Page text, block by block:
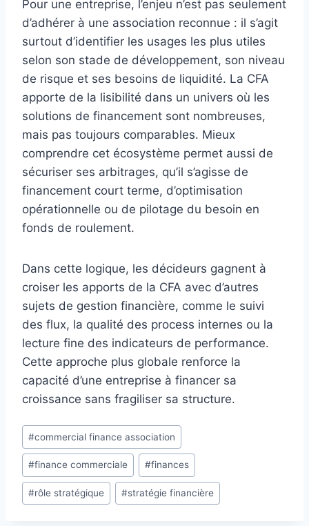
Pour une entreprise, l’enjeu n’est pas seulement
d’adhérer à une association reconnue : il s’agit
surtout d’identifier les usages les plus utiles
selon son stade de développement, son niveau
de risque et ses besoins de liquidité. La CFA
apporte de la lisibilité dans un univers où les
solutions de financement sont nombreuses,
mais pas toujours comparables. Mieux
comprendre cet écosystème permet aussi de
sécuriser ses arbitrages, qu’il s’agisse de
financement court terme, d’optimisation
opérationnelle ou de pilotage du besoin en
fonds de roulement.
Dans cette logique, les décideurs gagnent à
croiser les apports de la CFA avec d’autres
sujets de gestion financière, comme le suivi
des flux, la qualité des process internes ou la
lecture fine des indicateurs de performance.
Cette approche plus globale renforce la
capacité d’une entreprise à financer sa
croissance sans fragiliser sa structure.
Étiquettes
de
la
publication :
#commercial finance association
#finance commerciale #finances
#rôle stratégique #stratégie financière